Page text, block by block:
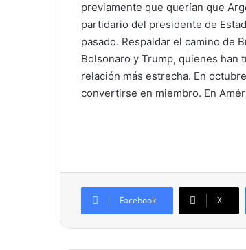
previamente que querían que
partidario del presidente de
pasado. Respaldar el camino de
Bolsonaro y Trump, quienes han
relación más estrecha. En
convertirse en miembro. En
Facebook X